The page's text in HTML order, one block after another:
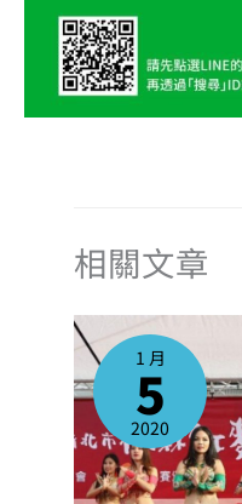
相關文章
1 月
5
2020